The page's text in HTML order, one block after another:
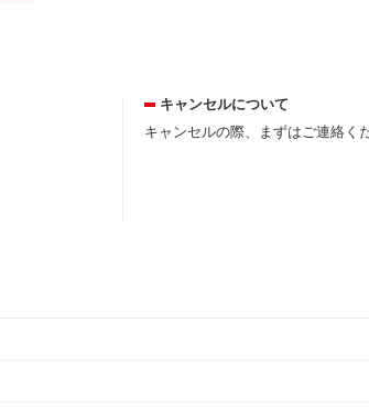
キャンセルについて
キャンセルの際、まずはご連絡く